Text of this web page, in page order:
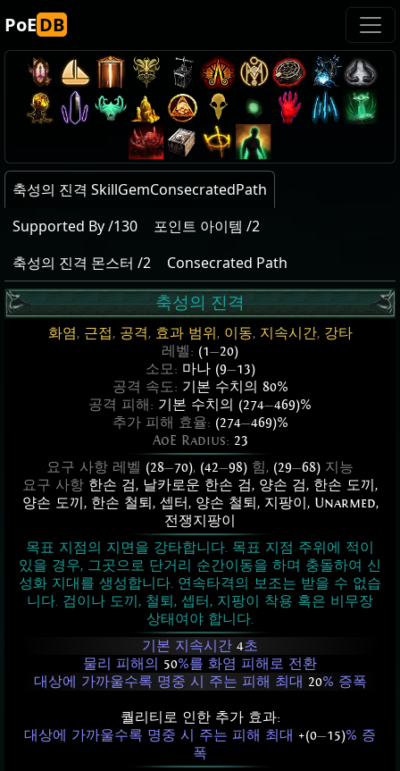
PoEDB
축성의 진격 SkillGemConsecratedPath
Supported By /130
포인트 아이템 /2
축성의 진격 몬스터 /2
Consecrated Path
축성의 진격
화염, 근접, 공격, 효과 범위 , 이동, 지속시간, 강타
레벨: (1—20)
소모: 마나 (9—13)
공격 속도: 기본 수치의 80%
공격 피해: 기본 수치의 (274—469)%
추가 피해 효율: (274—469)%
AoE Radius: 23
요구 사항 레벨 (28—70), (42—98) 힘, (29—68) 지능
요구 사항 한손 검, 날카로운 한손 검, 양손 검, 한손 도끼 ,
양손 도끼 , 한손 철퇴 , 셉터, 양손 철퇴 , 지팡이 , Unarmed,
전쟁지팡이
목표 지점의 지면을 강타합니다. 목표 지점 주위에 적이
있을 경우, 그곳으로 단거리 순간이동을 하며 충돌하여 신
성화 지대를 생성합니다. 연속타격의 보조는 받을 수 없습
니다. 검이나 도끼, 철퇴, 셉터, 지팡이 착용 혹은 비무장
상태여야 합니다.
기본 지속시간 4초
물리 피해의 50%를 화염 피해로 전환
대상에 가까울수록 명중 시 주는 피해 최대 20% 증폭
퀄리티로 인한 추가 효과:
대상에 가까울수록 명중 시 주는 피해 최대 +(0—15)% 증
폭